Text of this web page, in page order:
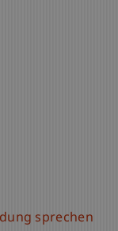
sprechen